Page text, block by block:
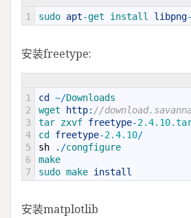
1 sudo apt-get install libpng-
安装freetype:
1
2
3
4
5
6
7
cd ~/Downloads
wget
http: //
tar zxvf freetype-
cd freetype-2.4.10/
sh
. /congfigure
make
sudo make install
安装matplotlib